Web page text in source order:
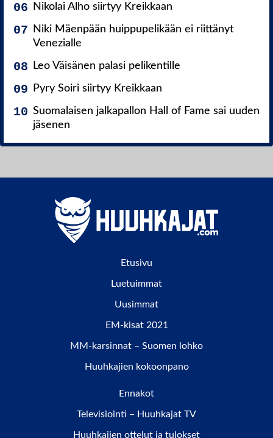
Nikolai Alho siirtyy Kreikkaan
Niki Mäenpään huippupelikään ei riittänyt
Venezialle
Leo Väisänen palasi pelikentille
Pyry Soiri siirtyy Kreikkaan
Suomalaisen jalkapallon Hall of Fame sai uuden
jäsenen
Etusivu
Luetuimmat
Uusimmat
EM-kisat 2021
MM-karsinnat – Suomen lohko
Huuhkajien kokoonpano
Ennakot
Televisiointi – Huuhkajat TV
Huuhkajien ottelut ja tulokset